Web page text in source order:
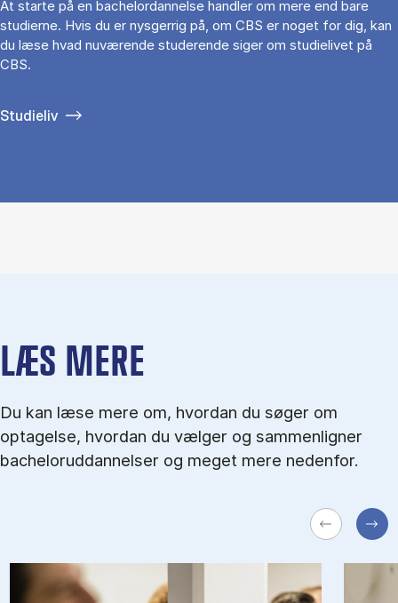
At starte på en bachelordannelse handler om mere end bare
studierne. Hvis du er nysgerrig på, om CBS er noget for dig, kan
du læse hvad nuværende studerende siger om studielivet på
CBS.
Studieliv
LÆS MERE
Du kan læse mere om, hvordan du søger om
optagelse, hvordan du vælger og sammenligner
bacheloruddannelser og meget mere nedenfor.